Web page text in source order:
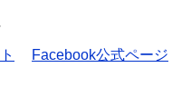
Facebook公式ページ